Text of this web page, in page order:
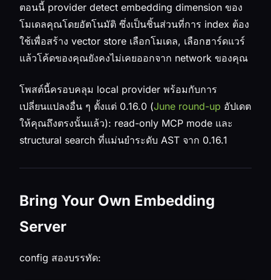
ตอนนี้ provider detect embedding dimension ของ
โมเดลคุณโดยอัตโนมัติ ซึ่งเป็นชิ้นส่วนที่การ index ต้อง
ใช้เพื่อสร้าง vector store เลือกโมเดล, เลือกฮาร์ดแวร์
แล้วโค้ดของคุณยังคงไม่เคยออกจาก network ของคุณ
โพสต์นี้ครอบคลุม local provider พร้อมกับการ
เปลี่ยนแปลงอื่น ๆ ตั้งแต่ 0.16.0 (June round-up อัปเดต
ให้คุณถึงตรงนั้นแล้ว): read-only MCP mode และ
structural search ที่แม่นยำระดับ AST จาก 0.16.1
Bring Your Own Embedding
Server
config สองบรรทัด: